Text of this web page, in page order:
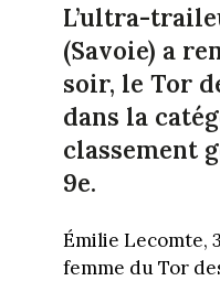
L’ultra-
(Savoie) a
soir, le Tor
dans la
classement
9e.
Émilie Lecomte,
femme du Tor